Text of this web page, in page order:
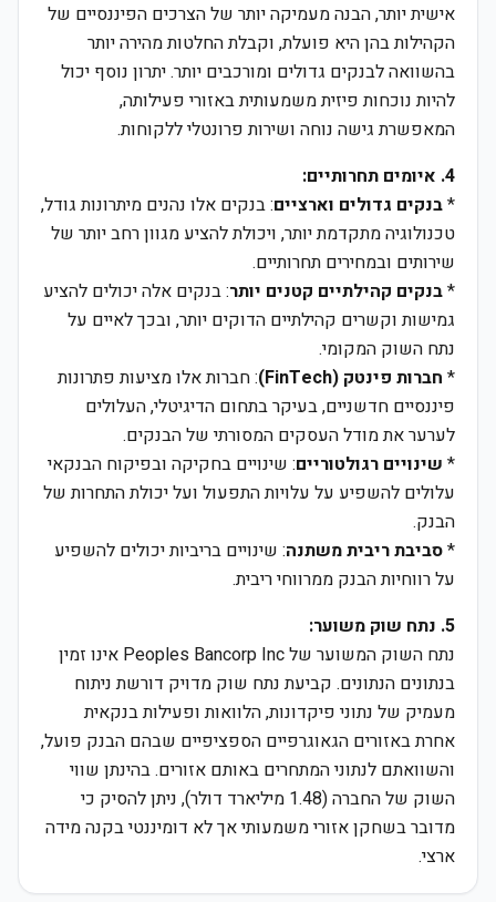
אישית יותר, הבנה מעמיקה יותר של הצרכים הפיננסיים של
הקהילות בהן היא פועלת, וקבלת החלטות מהירה יותר
בהשוואה לבנקים גדולים ומורכבים יותר. יתרון נוסף יכול
להיות נוכחות פיזית משמעותית באזורי פעילותה,
המאפשרת גישה נוחה ושירות פרונטלי ללקוחות.
4. איומים תחרותיים:
*בנקים גדולים וארציים: בנקים אלו נהנים מיתרונות גודל,
טכנולוגיה מתקדמת יותר, ויכולת להציע מגוון רחב יותר של
שירותים ובמחירים תחרותיים.
*בנקים קהילתיים קטנים יותר: בנקים אלה יכולים להציע
גמישות וקשרים קהילתיים הדוקים יותר, ובכך לאיים על
נתח השוק המקומי.
* חברות פינטק (FinTech)
: חברות אלו מציעות פתרונות
פיננסיים חדשניים, בעיקר בתחום הדיגיטלי, העלולים
לערער את מודל העסקים המסורתי של הבנקים.
* שינויים רגולטוריים: שינויים בחקיקה ובפיקוח הבנקאי
עלולים להשפיע על עלויות התפעול ועל יכולת התחרות של
הבנק.
*סביבת ריבית משתנה: שינויים בריביות יכולים להשפיע
על רווחיות הבנק ממרווחי ריבית.
5. נתח שוק משוער:
נתח השוק המשוער של Peoples Bancorp Inc אינו זמין
בנתונים הנתונים. קביעת נתח שוק מדויק דורשת ניתוח
מעמיק של נתוני פיקדונות, הלוואות ופעילות בנקאית
אחרת באזורים הגאוגרפיים הספציפיים שבהם הבנק פועל,
והשוואתם לנתוני המתחרים באותם אזורים. בהינתן שווי
השוק של החברה (1.48 מיליארד דולר), ניתן להסיק כי
מדובר בשחקן אזורי משמעותי אך לא דומיננטי בקנה מידה
ארצי.